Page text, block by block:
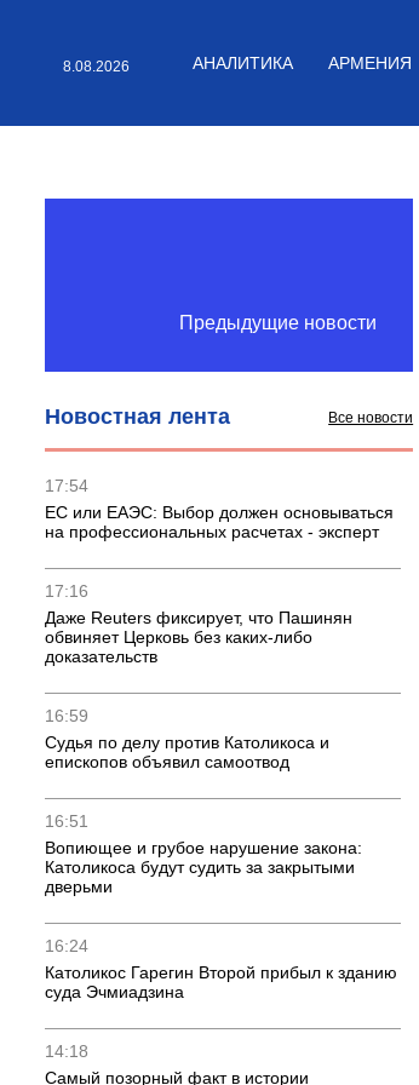
8.08.2026 АНАЛИТИКА
Предыдущие новости
Новостная лента Все новости
17:54
ЕС или ЕАЭС: Выбор должен
основываться на профессиональных
17:16
Даже Reuters фиксирует, что Пашинян
обвиняет Церковь без каких-либо
16:59
Судья по делу против Католикоса и
16:51
Вопиющее и грубое нарушение
закона: Католикоса будут судить за
16:24
Католикос Гарегин Второй прибыл к
14:18